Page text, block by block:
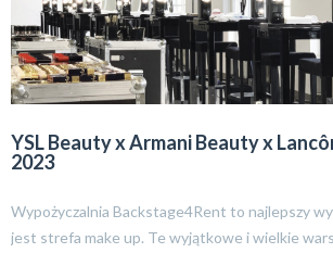
YSL Beauty x Armani Beauty x
2023
Wypożyczalnia Backstage4Rent to najlepszy
jest strefa make up. Te wyjątkowe i wielkie